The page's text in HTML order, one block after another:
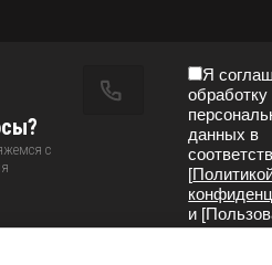
с
Я
обработку
данных в
[
и